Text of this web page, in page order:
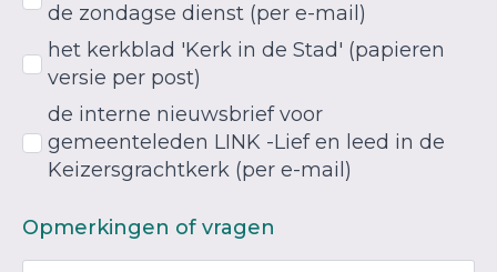
de zondagse dienst (per e-mail)
het kerkblad 'Kerk in de Stad' (papieren
versie per post)
de interne nieuwsbrief voor
gemeenteleden LINK -Lief en leed in de
Keizersgrachtkerk (per e-mail)
Opmerkingen of vragen